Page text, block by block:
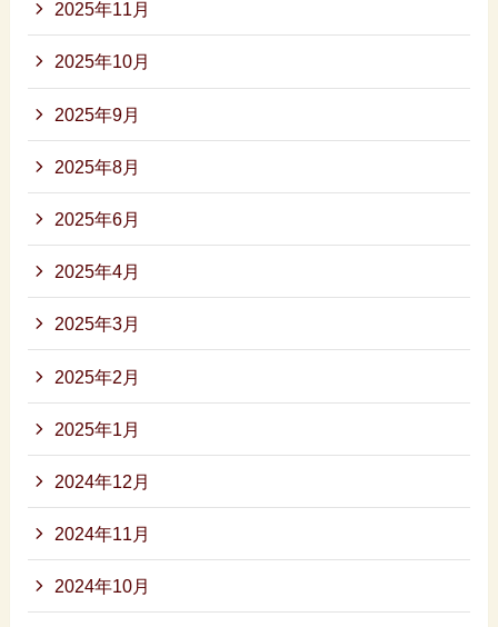
2025年11月
2025年10月
2025年9月
2025年8月
2025年6月
2025年4月
2025年3月
2025年2月
2025年1月
2024年12月
2024年11月
2024年10月